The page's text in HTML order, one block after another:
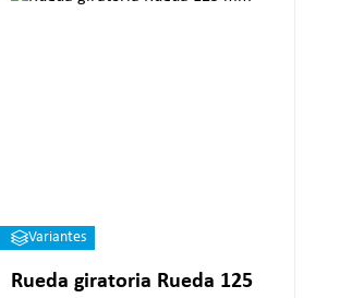
Variantes
Rueda giratoria Rueda 125